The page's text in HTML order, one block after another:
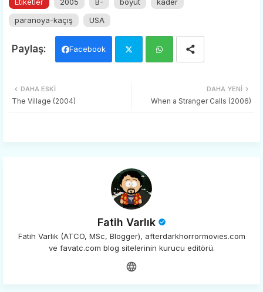
paranoya-kaçış
USA
Facebook
ats
DAHA YENI
When a Stranger Calls (2006)
DAHA ESKI
The Village (2004)
Fatih Varlık
Fatih Varlık (ATCO, MSc, Blogger), afterdarkhorrormovies.com
ve favatc.com blog sitelerinin kurucu editörü.